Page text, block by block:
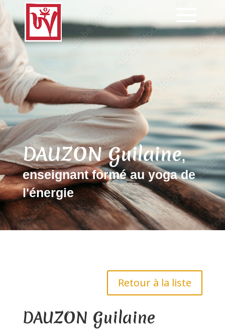
DAUZON Guilaine,
enseignant formé au yoga de
l'énergie
Retour à la liste
DAUZON Guilaine